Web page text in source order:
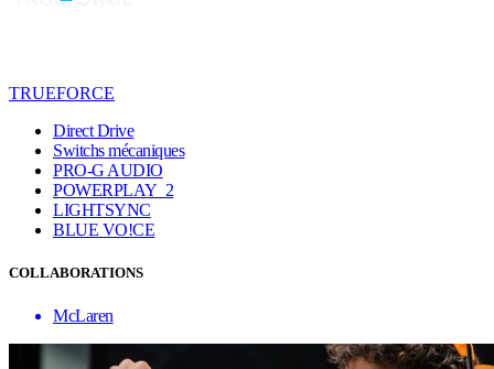
TRUEFORCE
Direct Drive
Switchs mécaniques
PRO-G AUDIO
POWERPLAY 2
LIGHTSYNC
BLUE VO!CE
COLLABORATIONS
McLaren